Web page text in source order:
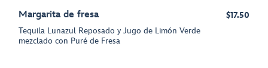
Margarita de fresa
Tequila Lunazul Reposado y Jugo de Limón Verde
mezclado con Puré de Fresa
$17.50